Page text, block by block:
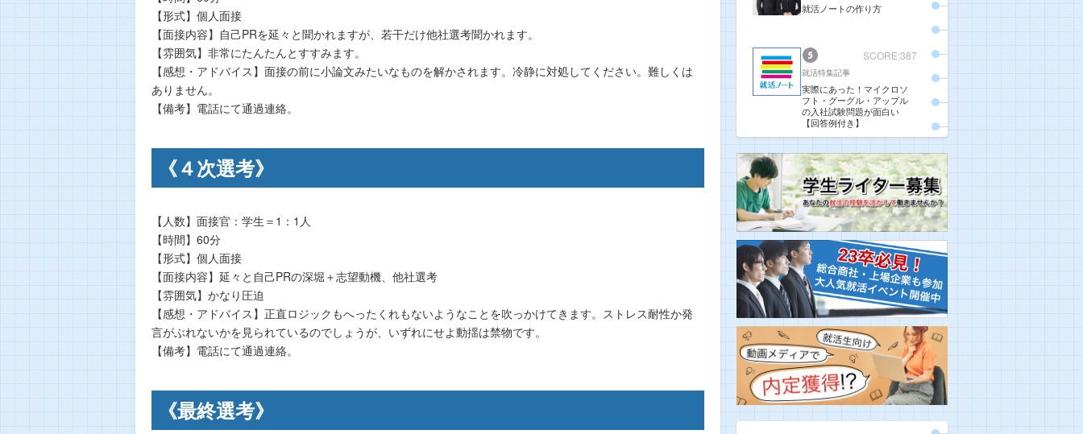
【形式】個人面接
【面接内容】自己PRを延々と聞かれますが、若干だけ他社選考聞かれます。
【雰囲気】非常にたんたんとすすみます。
【感想・アドバイス】面接の前に小論文みたいなものを解かされます。冷静に対処してください。難しくは
ありません。
【備考】電話にて通過連絡。
《４次選考》
【人数】面接官：学生＝1：1人
【時間】60分
【形式】個人面接
【面接内容】延々と自己PRの深堀＋志望動機、他社選考
【雰囲気】かなり圧迫
【感想・アドバイス】正直ロジックもへったくれもないようなことを吹っかけてきます。ストレス耐性か発
言がぶれないかを見られているのでしょうが、いずれにせよ動揺は禁物です。
【備考】電話にて通過連絡。
《最終選考》
就活ノートの作り方
SCORE:387
就活特集記事
実際にあった！マイクロソ
フト・グーグル・アップル
の入社試験問題が面白い
【回答例付き】